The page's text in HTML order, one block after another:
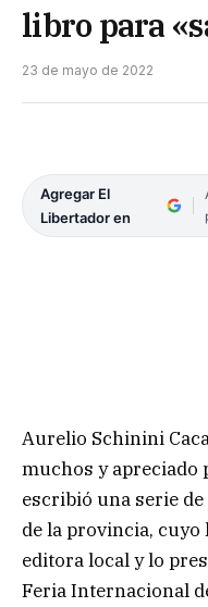
libro para
23 de mayo de 2022
Agregar El
Libertador en
Aurelio Schinini
muchos y apreciado
escribió una serie
de la provincia,
editora local y lo
Feria Internacional